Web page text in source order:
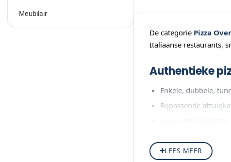
Meubilair
De categorie Pizza
Italiaanse restaurants,
Authentieke
Enkele, dubbele,
Bijpassende
Bak de perfecte pizza
LEES MEER